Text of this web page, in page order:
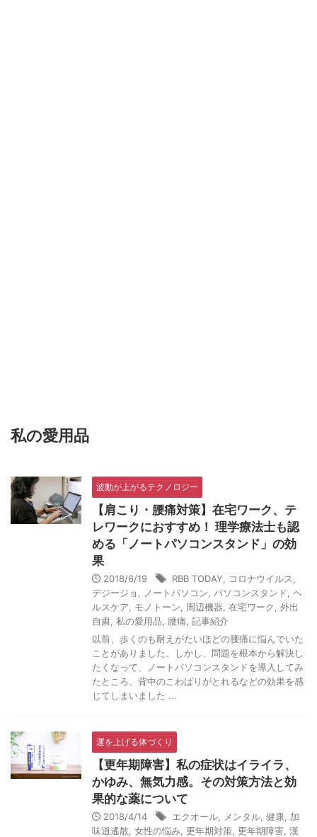
私の愛用品
波動が上がるテクノロジー
【肩こり・腰痛対策】在宅ワーク、テ
レワークにおすすめ！ 理学療法士も認
める「ノートパソコンスタンド」の効
果
2018/6/19 RBB TODAY コロナウイルス
デジージョ
ノートパソコン パソコンスタンド
ヘ
ルスケア
モノトーン 周辺機器 在宅ワーク
外出
自粛 私の愛用品 腰痛 記事紹介
以前、歩くのも耐えがたいほどの腰痛に悩んでいた
ことがありました。しかし、問題を根本から解決し
たくなって、ノートパソコンスタンドを導入してみ
たところ、背中のこわばりがとれるなどの効果を感
じてしまいました ...
運を上げる体づくり
【更年期障害】私の症状はイライラ、
かゆみ、無気力感。その対策方法と効
果的な薬について
2018/4/14 エクオール メンタル 健康
加
味逍遙散 女性の悩み 更年期対策 更年期障害 漢